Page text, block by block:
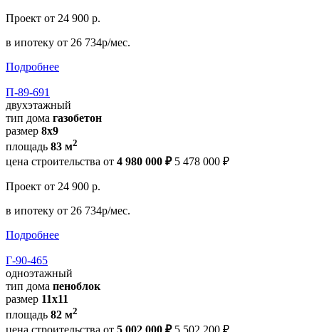
Проект от 24 900 р.
в ипотеку от 26 734р/мес.
Подробнее
П-89-691
двухэтажный
тип дома газобетон
размер 8x9
площадь 83 м2
цена строительства от 4 980 000 ₽ 5 478 000 ₽
Проект от 24 900 р.
в ипотеку от 26 734р/мес.
Подробнее
Г-90-465
одноэтажный
тип дома пеноблок
размер 11х11
площадь 82 м2